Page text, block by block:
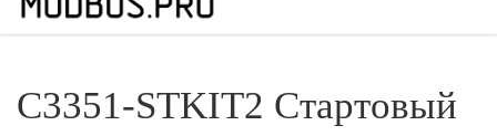
C3351-STKIT2 Стартовый